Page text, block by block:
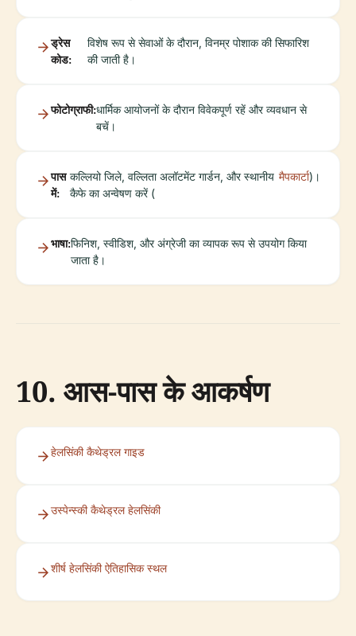
ड्रेस
कोड:
विशेष रूप से सेवाओं के दौरान, विनम्र पोशाक की सिफारिश
की जाती है।
फोटोग्राफी:धार्मिक आयोजनों के दौरान विवेकपूर्ण रहें और व्यवधान से
बचें।
पास
में:
कल्लियो जिले, वल्लिता अलॉटमेंट गार्डन, और स्थानीय
कैफे का अन्वेषण करें (
मैपकार्टा)।
भाषा:फिनिश, स्वीडिश, और अंग्रेजी का व्यापक रूप से उपयोग किया
जाता है।
10. आस-पास के आकर्षण
हेलसिंकी कैथेड्रल गाइड
उस्पेन्स्की कैथेड्रल हेलसिंकी
शीर्ष हेलसिंकी ऐतिहासिक स्थल